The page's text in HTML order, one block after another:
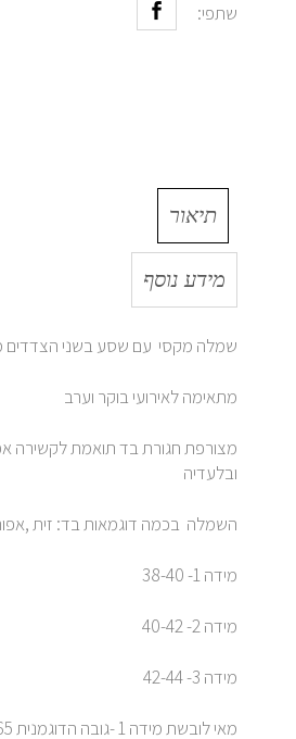
שתפי:
תיאור
מידע נוסף
שמלה מקסי עם שסע בשני הצדדים
מתאימה לאירועי בוקר וערב
מצורפת חגורת בד תואמת לקשירה
ובלעדיה
השמלה בכמה דוגמאות בד: זית
מידה 1- 38-40
מידה 2- 40-42
מידה 3- 42-44
מאי לובשת מידה 1 -גובה הדוגמנית 165 ס"מ